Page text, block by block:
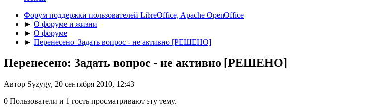
Форум поддержки пользователей LibreOffice, Apache OpenOffice
► О форуме и жизни
► О форуме
► Перенесено: Задать вопрос - не активно [РЕШЕНО]
Перенесено: Задать вопрос - не активно [РЕШЕНО]
Автор Syzygy, 20 сентября 2010, 12:43
0 Пользователи и 1 гость просматривают эту тему.